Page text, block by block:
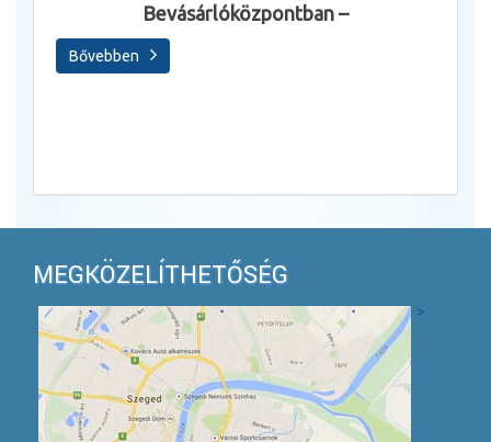
Bevásárlóközpontban –
Bővebben
MEGKÖZELÍTHETŐSÉG
>